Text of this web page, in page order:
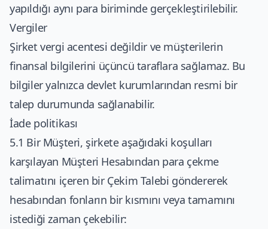
yapıldığı aynı para biriminde gerçekleştirilebilir.
Vergiler
Şirket vergi acentesi değildir ve müşterilerin
finansal bilgilerini üçüncü taraflara sağlamaz. Bu
bilgiler yalnızca devlet kurumlarından resmi bir
talep durumunda sağlanabilir.
İade politikası
5.1 Bir Müşteri, şirkete aşağıdaki koşulları
karşılayan Müşteri Hesabından para çekme
talimatını içeren bir Çekim Talebi göndererek
hesabından fonların bir kısmını veya tamamını
istediği zaman çekebilir: